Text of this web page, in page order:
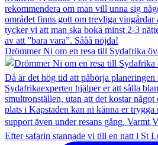
Drömmer Ni om en resa till Sydafrika
Efter safarin stannade vi till en natt i St